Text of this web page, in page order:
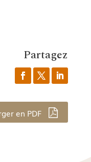
Partagez
en PDF